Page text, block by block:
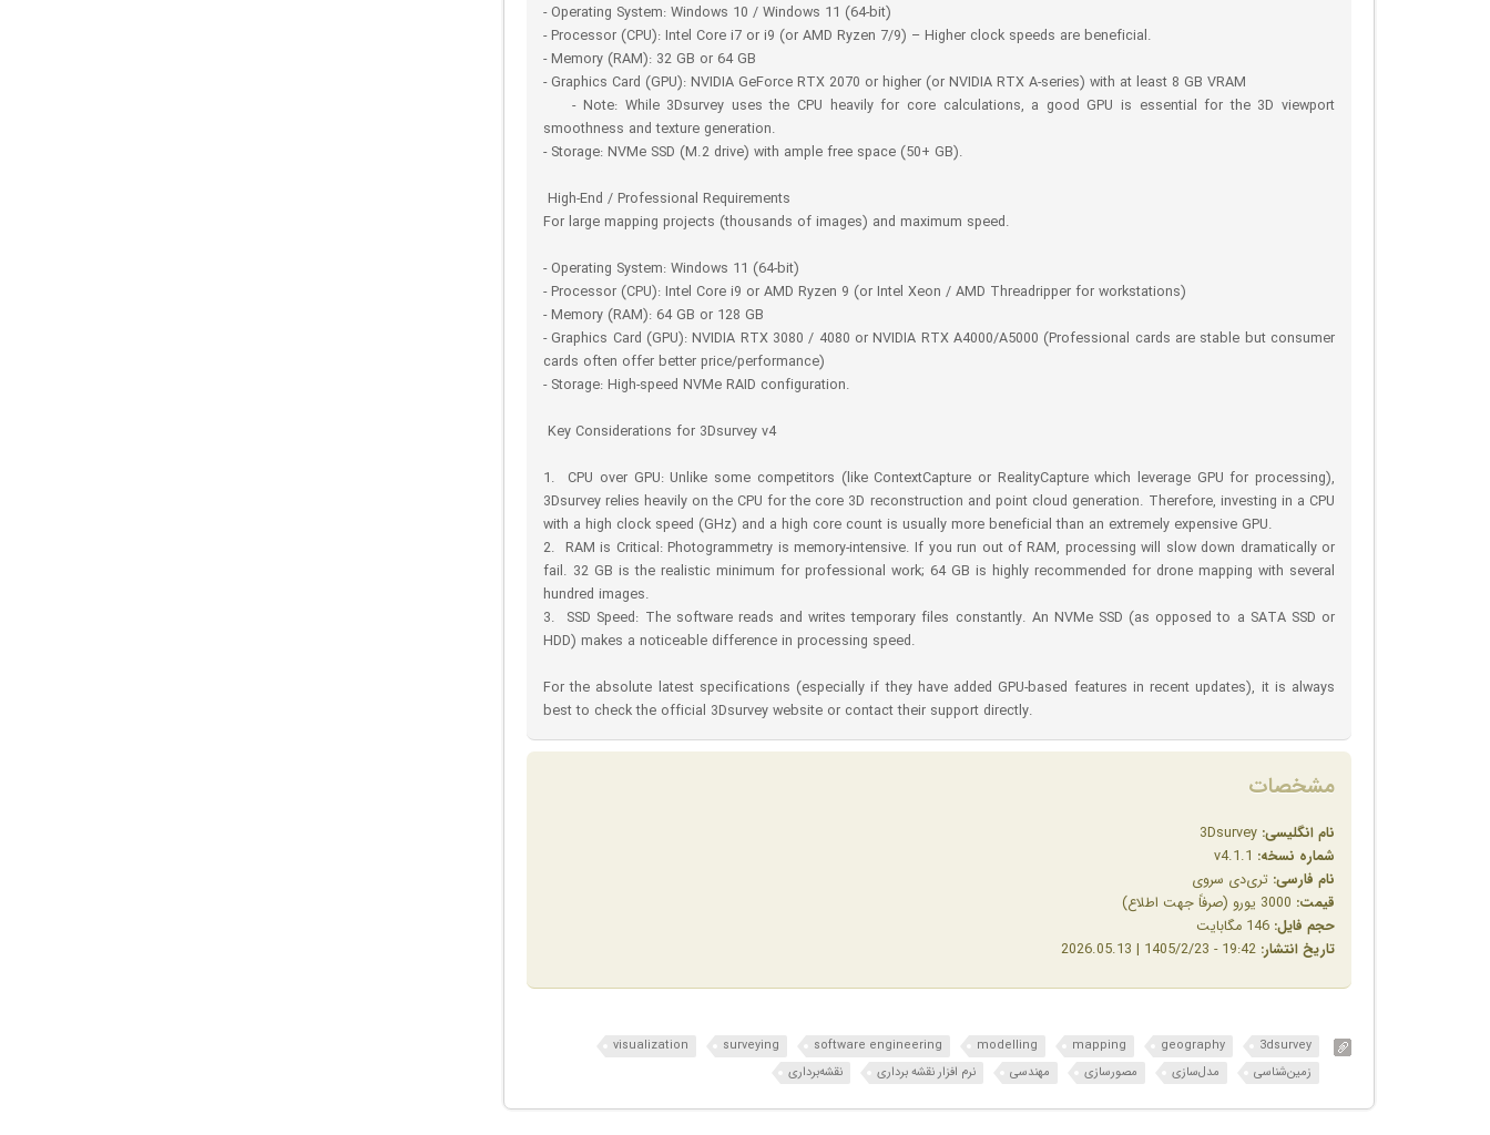
- Operating System: Windows 10 / Windows 11 (64-bit)
- Processor (CPU): Intel Core i7 or i9 (or AMD Ryzen 7/9) – Higher clock speeds are beneficial.
- Memory (RAM): 32 GB or 64 GB
- Graphics Card (GPU): NVIDIA GeForce RTX 2070 or higher (or NVIDIA RTX A-series) with at least 8 GB VRAM
- Note: While 3Dsurvey uses the CPU heavily for core calculations, a good GPU is essential for the 3D viewport
smoothness and texture generation.
- Storage: NVMe SSD (M.2 drive) with ample free space (50+ GB).
High-End / Professional Requirements
For large mapping projects (thousands of images) and maximum speed.
- Operating System: Windows 11 (64-bit)
- Processor (CPU): Intel Core i9 or AMD Ryzen 9 (or Intel Xeon / AMD Threadripper for workstations)
- Memory (RAM): 64 GB or 128 GB
- Graphics Card (GPU): NVIDIA RTX 3080 / 4080 or NVIDIA RTX A4000/A5000 (Professional cards are stable but consumer
cards often offer better price/performance)
- Storage: High-speed NVMe RAID configuration.
Key Considerations for 3Dsurvey v4
1. CPU over GPU: Unlike some competitors (like ContextCapture or RealityCapture which leverage GPU for processing),
3Dsurvey relies heavily on the CPU for the core 3D reconstruction and point cloud generation. Therefore, investing in a CPU
with a high clock speed (GHz) and a high core count is usually more beneficial than an extremely expensive GPU.
2. RAM is Critical: Photogrammetry is memory-intensive. If you run out of RAM, processing will slow down dramatically or
fail. 32 GB is the realistic minimum for professional work; 64 GB is highly recommended for drone mapping with several
hundred images.
3. SSD Speed: The software reads and writes temporary files constantly. An NVMe SSD (as opposed to a SATA SSD or
HDD) makes a noticeable difference in processing speed.
For the absolute latest specifications (especially if they have added GPU-based features in recent updates), it is always
best to check the official 3Dsurvey website or contact their support directly.
مشخصات
نام انگلیسی:
شماره نسخه:
نام فارسی: تری‌دی سروی
قیمت:
حجم فایل:
تاریخ انتشار:
3dsurvey
geography
mapping
modelling
software engineering
surveying
visualization
زمین‌شناسی
مدل‌سازی مصورسازی مهندسی نرم افزار نقشه‌ برداری نقشه‌برداری